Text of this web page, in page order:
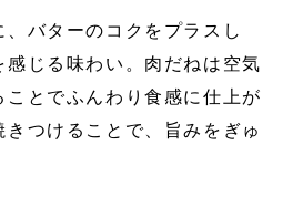
バターのコクをプラスし
感じる味わい。肉だねは空気
ことでふんわり食感に仕上が
きつけることで、旨みをぎゅ